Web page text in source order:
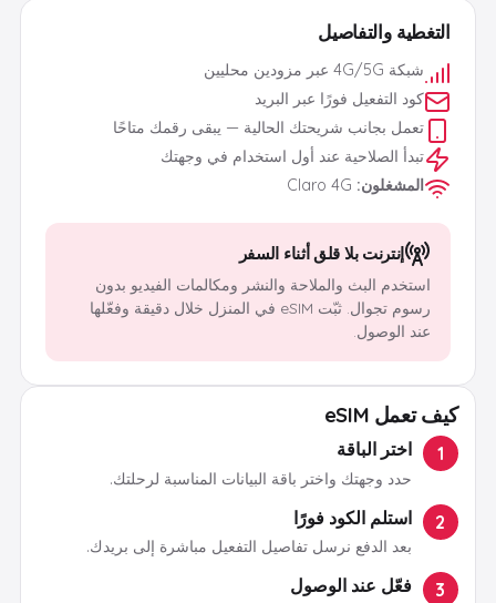
التغطية والتفاصيل
شبكة 4G/5G عبر مزودين محليين
كود التفعيل فورًا عبر البريد
تعمل بجانب شريحتك الحالية — يبقى رقمك متاحًا
تبدأ الصلاحية عند أول استخدام في وجهتك
المشغلون:
Claro 4G
إنترنت بلا قلق أثناء السفر
استخدم البث والملاحة والنشر ومكالمات الفيديو بدون
رسوم تجوال. ثبّت eSIM في المنزل خلال دقيقة وفعّلها
عند الوصول.
كيف تعمل eSIM
1 اختر الباقة
حدد وجهتك واختر باقة البيانات المناسبة لرحلتك.
2 استلم الكود فورًا
بعد الدفع نرسل تفاصيل التفعيل مباشرة إلى بريدك.
3 فعّل عند الوصول